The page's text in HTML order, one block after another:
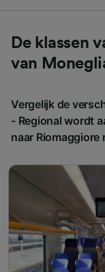
De klassen
van
Vergelijk de
- Regional wordt
naar Riomaggiore